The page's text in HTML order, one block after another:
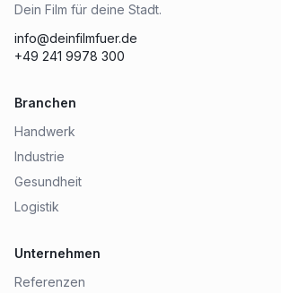
Dein Film für deine Stadt.
info@deinfilmfuer.de
+49 241 9978 300
Branchen
Handwerk
Industrie
Gesundheit
Logistik
Unternehmen
Referenzen